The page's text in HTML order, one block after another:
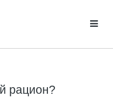
рацион?